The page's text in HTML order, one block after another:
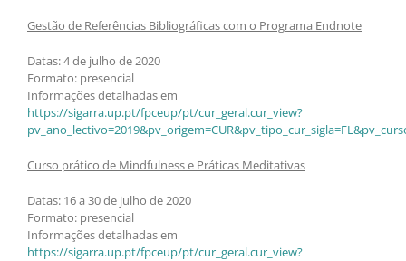
Gestão de Referências Bibliográficas com o Programa Endnote
Datas: 4 de julho de 2020
Formato: presencial
Informações detalhadas em
https://sigarra.up.pt/fpceup/pt/cur_geral.cur_view?
Curso prático de Mindfulness e Práticas Meditativas
Datas: 16 a 30 de julho de 2020
Formato: presencial
Informações detalhadas em
https://sigarra.up.pt/fpceup/pt/cur_geral.cur_view?